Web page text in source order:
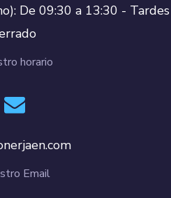
De 09:30 a 13:30 - Tardes
horario
Email